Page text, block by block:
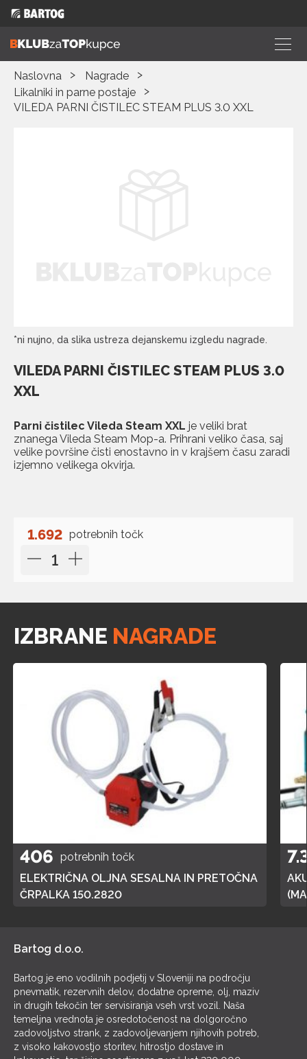
Naslovna
Nagrade
Likalniki in parne postaje
VILEDA PARNI ČISTILEC STEAM PLUS 3.0 XXL
*ni nujno, da slika ustreza dejanskemu izgledu nagrade.
VILEDA PARNI ČISTILEC STEAM PLUS 3.0
XXL
Parni čistilec Vileda Steam XXL je veliki brat
znanega Vileda Steam Mop-a. Prihrani veliko časa, saj
velike površine čisti enostavno in v krajšem času zaradi
izjemno velikega okvirja.
1.692 potrebnih točk
IZBRANE NAGRADE
406 potrebnih točk
ELEKTRIČNA OLJNA SESALNA IN PRETOČNA
ČRPALKA 150.2820
Bartog d.o.o.
Bartog je eno vodilnih podjetij v Sloveniji na področju
pnevmatik, rezervnih delov, dodatne opreme, olj, maziv
in drugih tekočin ter servisiranja vseh vrst vozil. Naša
temeljna vrednota je osredotočenost na dolgoročno
zadovoljstvo strank, z zadovoljevanjem njihovih potreb,
z visoko kakovostjo storitev, hitrostjo dostave in